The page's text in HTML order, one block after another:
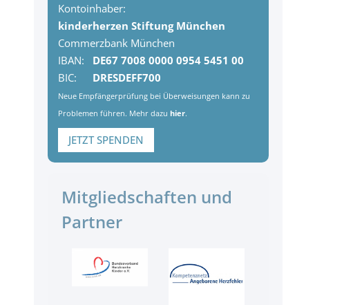
Kontoinhaber:
kinderherzen Stiftung München
Commerzbank München
IBAN:
DE67 7008 0000 0954 5451 00
BIC:
DRESDEFF700
Neue Empfängerprüfung bei Überweisungen kann zu
Problemen führen. Mehr dazu hier.
JETZT SPENDEN
Mitgliedschaften und
Partner